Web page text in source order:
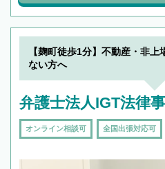
【麹町徒歩1分】不動産・非上
ない方へ
弁護士法人IGT法律
オンライン相談可 全国出張対応可